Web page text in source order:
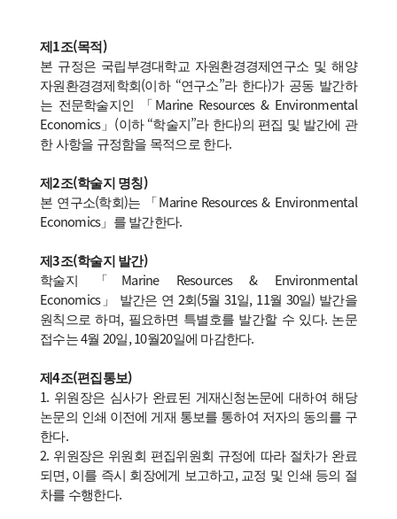
제1조(목적)
본 규정은 국립부경대학교 자원환경경제연구소 및 해양
자원환경경제학회(이하 “연구소”라 한다)가 공동 발간하
는 전문학술지인 「Marine Resources & Environmental
Economics」(이하 “학술지”라 한다)의 편집 및 발간에 관
한 사항을 규정함을 목적으로 한다.
제2조(학술지 명칭)
본 연구소(학회)는 「Marine Resources & Environmental
Economics」를 발간한다.
제3조(학술지 발간)
학술지 「Marine Resources & Environmental
Economics」 발간은 연 2회(5월 31일, 11월 30일) 발간을
원칙으로 하며, 필요하면 특별호를 발간할 수 있다. 논문
접수는 4월 20일, 10월20일에 마감한다.
제4조(편집통보)
1. 위원장은 심사가 완료된 게재신청논문에 대하여 해당
논문의 인쇄 이전에 게재 통보를 통하여 저자의 동의를 구
한다.
2. 위원장은 위원회 편집위원회 규정에 따라 절차가 완료
되면, 이를 즉시 회장에게 보고하고, 교정 및 인쇄 등의 절
차를 수행한다.